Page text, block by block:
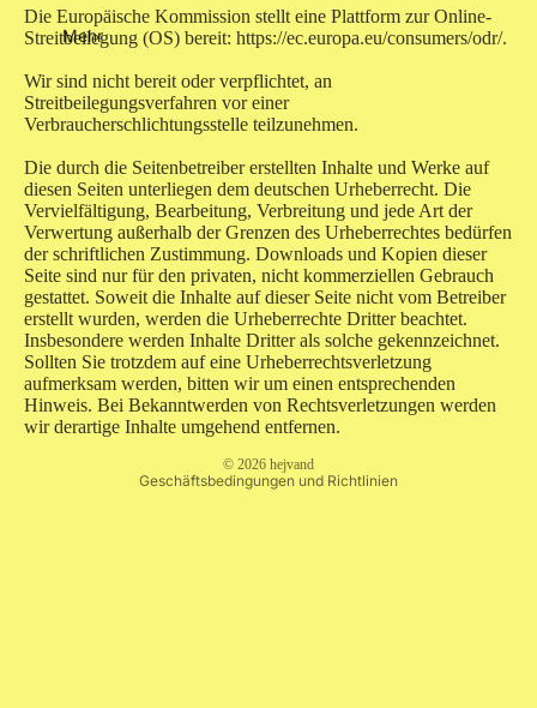
Mehr
Die Europäische Kommission stellt eine Plattform zur Online-
Streitbeilegung (OS) bereit: https://ec.europa.eu/consumers/odr/.
Wir sind nicht bereit oder verpflichtet, an
Streitbeilegungsverfahren vor einer
Verbraucherschlichtungsstelle teilzunehmen.
Die durch die Seitenbetreiber erstellten Inhalte und Werke auf
diesen Seiten unterliegen dem deutschen Urheberrecht. Die
Vervielfältigung, Bearbeitung, Verbreitung und jede Art der
Verwertung außerhalb der Grenzen des Urheberrechtes bedürfen
der schriftlichen Zustimmung. Downloads und Kopien dieser
Seite sind nur für den privaten, nicht kommerziellen Gebrauch
gestattet. Soweit die Inhalte auf dieser Seite nicht vom Betreiber
erstellt wurden, werden die Urheberrechte Dritter beachtet.
Insbesondere werden Inhalte Dritter als solche gekennzeichnet.
Sollten Sie trotzdem auf eine Urheberrechtsverletzung
aufmerksam werden, bitten wir um einen entsprechenden
Hinweis. Bei Bekanntwerden von Rechtsverletzungen werden
wir derartige Inhalte umgehend entfernen.
© 2026 hejvand
Geschäftsbedingungen und Richtlinien
Datenschutzerklärung
Impressum
Widerrufsrecht